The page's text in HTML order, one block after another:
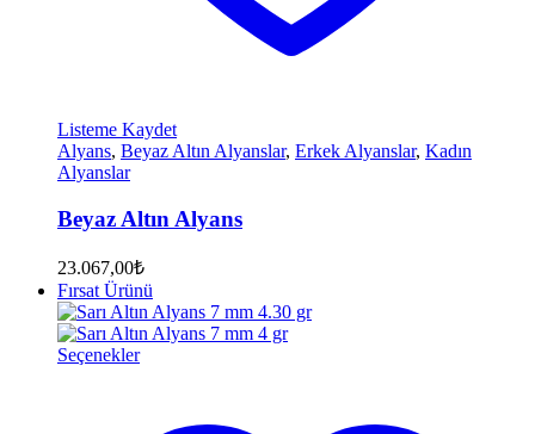
Listeme Kaydet
Alyans, Beyaz Altın Alyanslar, Erkek Alyanslar, Kadın
Alyanslar
Beyaz Altın Alyans
23.067,00₺
Fırsat Ürünü
Seçenekler